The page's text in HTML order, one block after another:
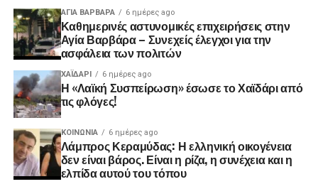
ΑΓΙΑ ΒΑΡΒΑΡΑ 6 ημέρες ago
Καθημερινές αστυνομικές επιχειρήσεις στην
Αγία Βαρβάρα – Συνεχείς έλεγχοι για την
ασφάλεια των πολιτών
ΧΑΪΔΑΡΙ 6 ημέρες ago
Η «Λαϊκή Συσπείρωση» έσωσε το Χαϊδάρι από
τις φλόγες!
ΚΟΙΝΩΝΊΑ 6 ημέρες ago
Λάμπρος Κεραμύδας: Η ελληνική οικογένεια
δεν είναι βάρος. Είναι η ρίζα, η συνέχεια και η
ελπίδα αυτού του τόπου